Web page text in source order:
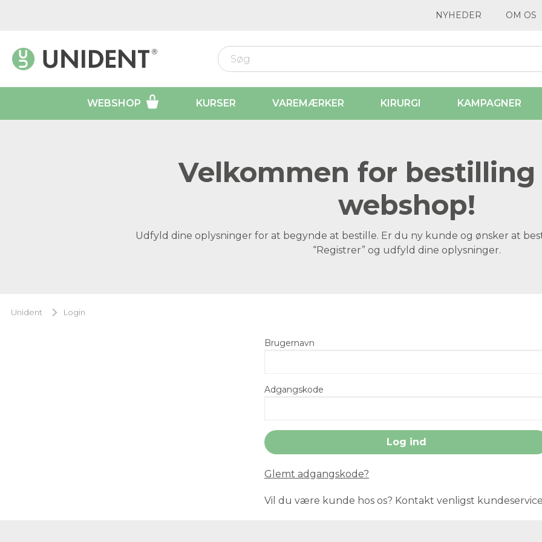
NYHEDER OM OS
WEBSHOP KURSER VAREMÆRKER KIRURGI KAMPAGNER
Velkommen for bestilling
webshop!
Udfyld dine oplysninger for at begynde at bestille. Er du ny kunde og ønsker at
“Registrer” og udfyld dine oplysninger.
Unident Login
Brugernavn
Adgangskode
Glemt adgangskode?
Vil du være kunde hos os? Kontakt venligst